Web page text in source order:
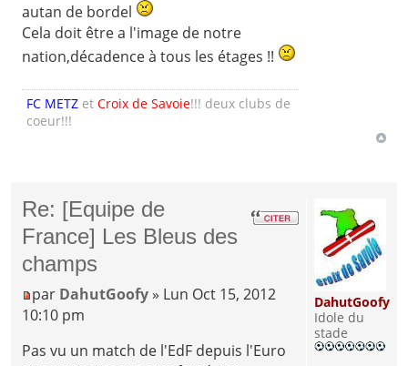
autan de bordel
Cela doit être a l'image de notre
nation,décadence à tous les étages !!
FC METZ etCroix de Savoie!!! deux clubs de
coeur!!!
Re: [Equipe de
France] Les Bleus des
champs
par DahutGoofy » Lun Oct 15, 2012
10:10 pm
Pas vu un match de l'EdF depuis l'Euro
DahutGoofy
Idole du
stade